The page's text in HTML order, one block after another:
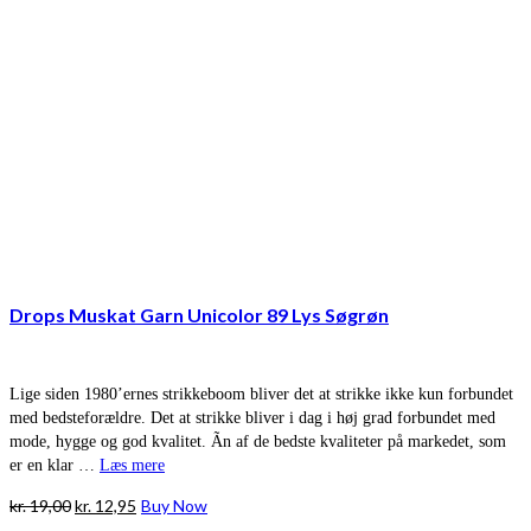
Drops Muskat Garn Unicolor 89 Lys Søgrøn
Lige siden 1980’ernes strikkeboom bliver det at strikke ikke kun forbundet
med bedsteforældre. Det at strikke bliver i dag i høj grad forbundet med
mode, hygge og god kvalitet. Ãn af de bedste kvaliteter på markedet, som
er en klar … Læs mere
kr.19,00Den
kr. 12,95 Den
Buy Now